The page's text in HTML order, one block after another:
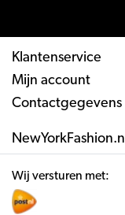
Klantenservice
Mijn account
Contactgegevens
NewYorkFashion.nl
Wij versturen met: